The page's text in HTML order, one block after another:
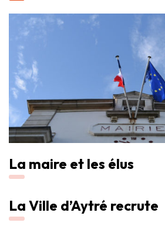
La maire et les élus
La Ville d’Aytré recrute